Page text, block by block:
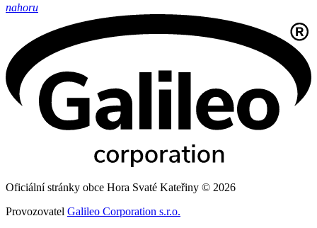
nahoru
Oficiální stránky obce Hora Svaté Kateřiny © 2026
Provozovatel Galileo Corporation s.r.o.